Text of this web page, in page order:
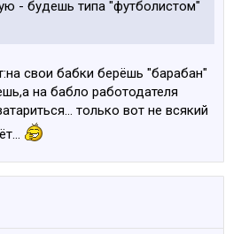
- будешь типа "футболистом"
свои бабки берёшь "барабан"
на бабло работодателя
только вот не всякий